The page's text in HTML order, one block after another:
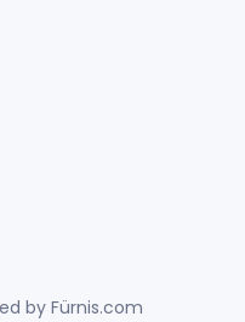
by Fürnis.com